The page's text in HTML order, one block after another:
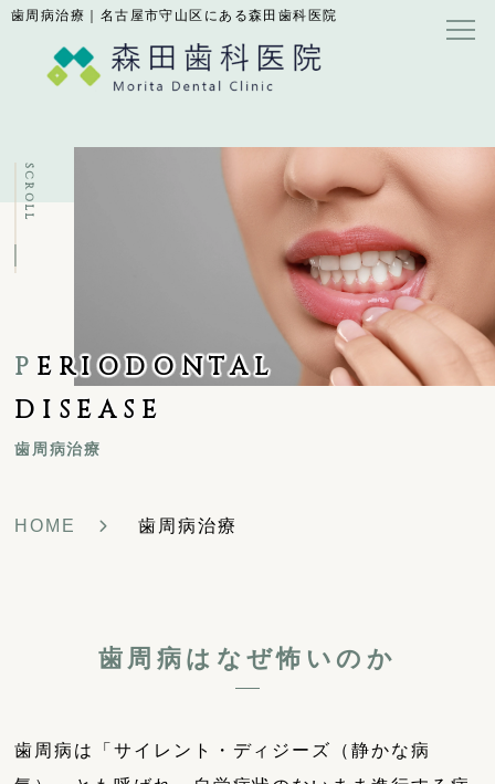
歯周病治療｜名古屋市守山区にある森田歯科医院
P ERIODONTAL
DISEASE
歯周病治療
SCROLL
HOME 歯周病治療
歯周病はなぜ怖いのか
歯周病は「サイレント・ディジーズ（静かな病